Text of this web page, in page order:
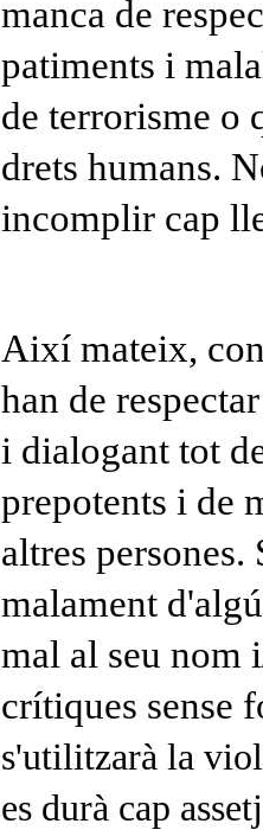
manca de
patiments i
de terrorisme o
drets humans.
incomplir cap
Així mateix,
han de
i dialogant tot
prepotents i de
altres persones.
malament
mal al seu nom
crítiques sense
s'utilitzarà la
es durà cap